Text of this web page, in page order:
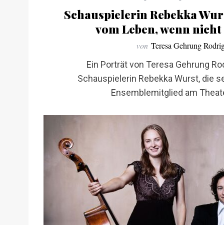
Schauspielerin Rebekka
vom Leben, wenn nicht
von Teresa Gehrung
Ein Porträt von Teresa Gehrung
Schauspielerin Rebekka Wurst, die
Ensemblemitglied am